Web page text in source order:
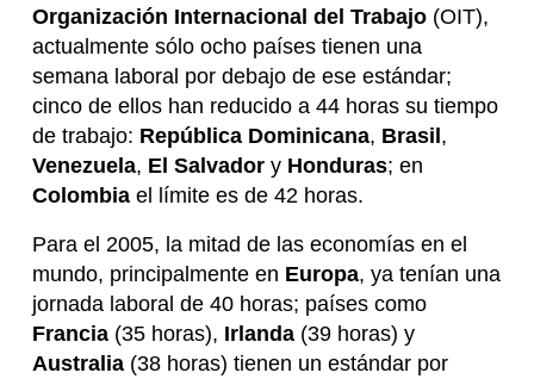
Organización Internacional del Trabajo(OIT),
actualmente sólo ocho países tienen una
semana laboral por debajo de ese estándar;
cinco de ellos han reducido a 44 horas su tiempo
de trabajo: República Dominicana, Brasil,
Venezuela, El Salvadory Honduras; en
Colombiael límite es de 42 horas.
Para el 2005, la mitad de las economías en el
mundo, principalmente en Europa, ya tenían una
jornada laboral de 40 horas; países como
Francia(35 horas), Irlanda(39 horas) y
Australia(38 horas) tienen un estándar por